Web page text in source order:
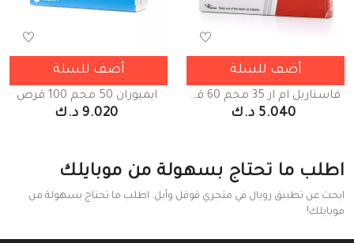
أضف للسلة
فاستاريل ام ار 35 مجم 60 قرص
5.040 د.ك
أضف للسلة
ايميوران 50 مجم 100 قرص
9.020 د.ك
اطلب ما تحتاج بسهولة من موبايلك
ابحث عن تطببق رويال في متجري قوقل وآبل. اطلب ما تحتاج بسهولة من
موبايلك!